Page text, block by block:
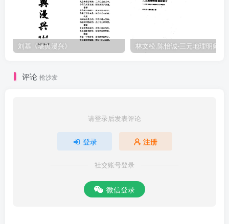
刘基《堪舆漫兴》
评论 抢沙发
请登录后发表评论
登录 注册
社交账号登录
微信登录